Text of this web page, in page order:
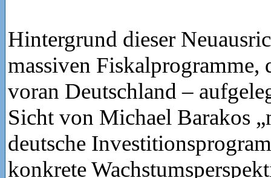
Hintergrund dieser
massiven Fiskalprogramme,
voran Deutschland –
Sicht von Michael Barakos
deutsche
konkrete